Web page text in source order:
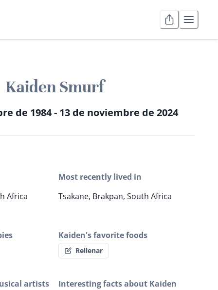
Kaiden Smurf
de 1984 - 13 de noviembre de 2024
Africa
Most recently lived in
Tsakane, Brakpan, South Africa
Kaiden's favorite foods
Rellenar
artists Interesting facts about Kaiden